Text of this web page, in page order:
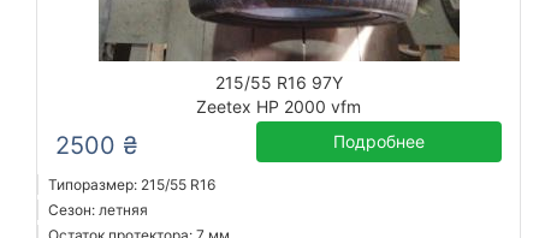
215/55 R16 97Y
Zeetex HP 2000 vfm
2500 ₴ Подробнее
Типоразмер: 215/55 R16
Сезон: летняя